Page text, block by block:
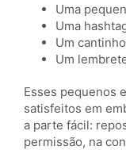
Uma
Uma
Um
Um
Esses pequenos
satisfeitos em
a parte fácil:
permissão, na